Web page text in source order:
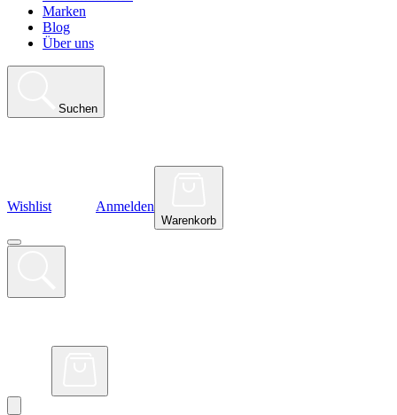
Marken
Blog
Über uns
Suchen
Wishlist Anmelden
Warenkorb